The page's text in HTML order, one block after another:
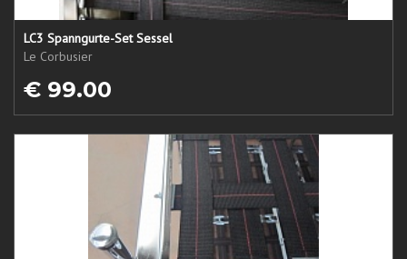
LC3 Spanngurte-Set Sessel
Le Corbusier
€ 99.00